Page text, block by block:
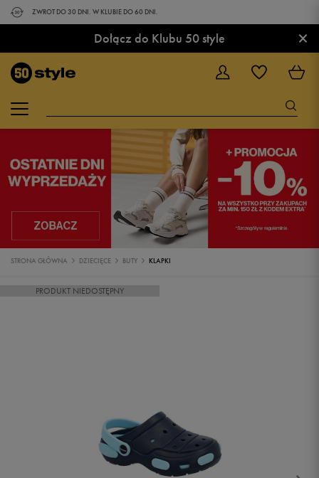
ZWROT DO 30 DNI. W KLUBIE DO 60 DNI.
Dołącz do Klubu 50 style ×
STRONA GŁÓWNA DZIECIĘCE BUTY KLAPKI
PRODUKT NIEDOSTĘPNY